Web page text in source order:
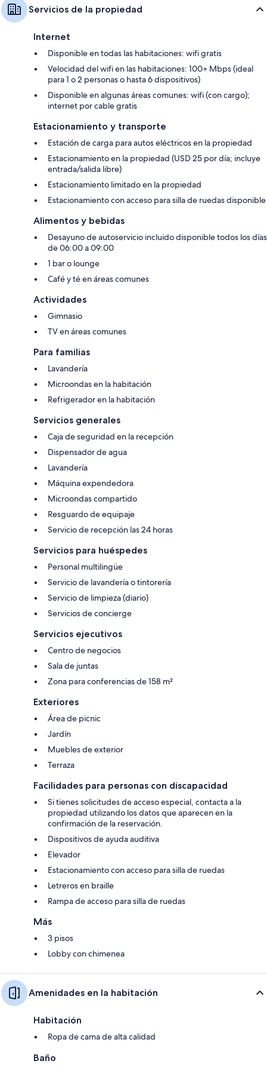
Servicios de la propiedad
Internet
Disponible en todas las habitaciones: wifi gratis
Velocidad del wifi en las habitaciones: 100+ Mbps (ideal
para 1 o 2 personas o hasta 6 dispositivos)
Disponible en algunas áreas comunes: wifi (con cargo);
internet por cable gratis
Estacionamiento y transporte
Estación de carga para autos eléctricos en la propiedad
Estacionamiento en la propiedad (USD 25 por día; incluye
entrada/salida libre)
Estacionamiento limitado en la propiedad
Estacionamiento con acceso para silla de ruedas disponible
Alimentos y bebidas
Desayuno de autoservicio incluido disponible todos los días
de 06:00 a 09:00
1 bar o lounge
Café y té en áreas comunes
Actividades
Gimnasio
TV en áreas comunes
Para familias
Lavandería
Microondas en la habitación
Refrigerador en la habitación
Servicios generales
Caja de seguridad en la recepción
Dispensador de agua
Lavandería
Máquina expendedora
Microondas compartido
Resguardo de equipaje
Servicio de recepción las 24 horas
Servicios para huéspedes
Personal multilingüe
Servicio de lavandería o tintorería
Servicio de limpieza (diario)
Servicios de concierge
Servicios ejecutivos
Centro de negocios
Sala de juntas
Zona para conferencias de 158 m²
Exteriores
Área de picnic
Jardín
Muebles de exterior
Terraza
Facilidades para personas con discapacidad
Si tienes solicitudes de acceso especial, contacta a la
propiedad utilizando los datos que aparecen en la
confirmación de la reservación.
Dispositivos de ayuda auditiva
Elevador
Estacionamiento con acceso para silla de ruedas
Letreros en braille
Rampa de acceso para silla de ruedas
Más
3 pisos
Lobby con chimenea
Amenidades en la habitación
Habitación
Ropa de cama de alta calidad
Baño